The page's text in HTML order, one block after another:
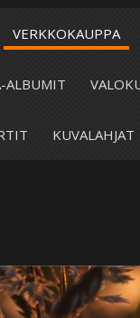
VERKKOKAUPPA
ALBUMIT
KUVALAHJAT